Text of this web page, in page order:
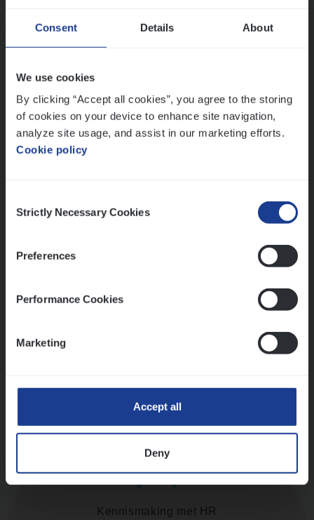
Consent Details About
We use cookies
By clicking “Accept all cookies”, you agree to the storing
of cookies on your device to enhance site navigation,
analyze site usage, and assist in our marketing efforts.
Cookie policy
Selection
Strictly Necessary Cookies
Preferences
Performance Cookies
Marketing
Accept all
Deny
Dos­sier­be­heer­der ver­ze­ke­rin­gen — Soci­al
Pro­fit en Public
Insurance Operations
Antwerpen
versterken
Thalia zoekt graag oplossingen, in games én op het
Ons sollicitatieproces
Kennismaking met HR